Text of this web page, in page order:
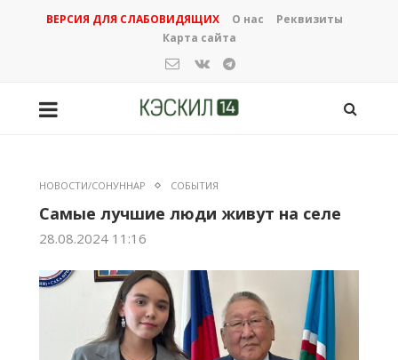
ВЕРСИЯ ДЛЯ СЛАБОВИДЯЩИХ О нас
Реквизиты
Карта сайта
НОВОСТИ/СОНУННАР СОБЫТИЯ
Самые лучшие люди живут на селе
28.08.2024 11:16